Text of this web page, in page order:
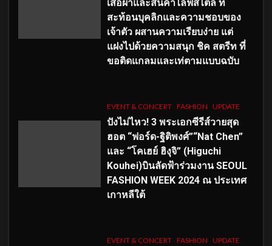
เสื้อผ้าและสินค้าไลฟ์สไตล์ ที่
สะท้อนบุคลิกและความชอบของ
เจ้าตัว ผสานความเรียบง่าย แต่
แฝงไปด้วยความสนุก ชิค สตรีท ที่
ขอติดแกลมและเท่ตามแบบฉบับ
EVENT & CONCERT FASHION UPDATE
ปังไม่ไหว! 3 พระเอกซีรีส์วายสุด
ฮอต “ฟอร์ด-ฐิติพงศ์”“Nat Chen”
และ “โคเฮย์ ฮิงุจิ” (Higuchi
Kouhei)บินลัดฟ้าร่วมงาน SEOUL
FASHION WEEK 2024 ณ ประเทศ
เกาหลีใต้
EVENT & CONCERT FASHION UPDATE